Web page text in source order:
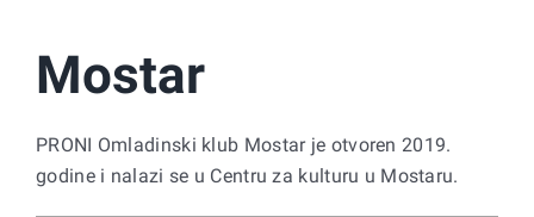
Mostar
PRONI Omladinski klub Mostar je otvoren 2019.
godine i nalazi se u Centru za kulturu u Mostaru.